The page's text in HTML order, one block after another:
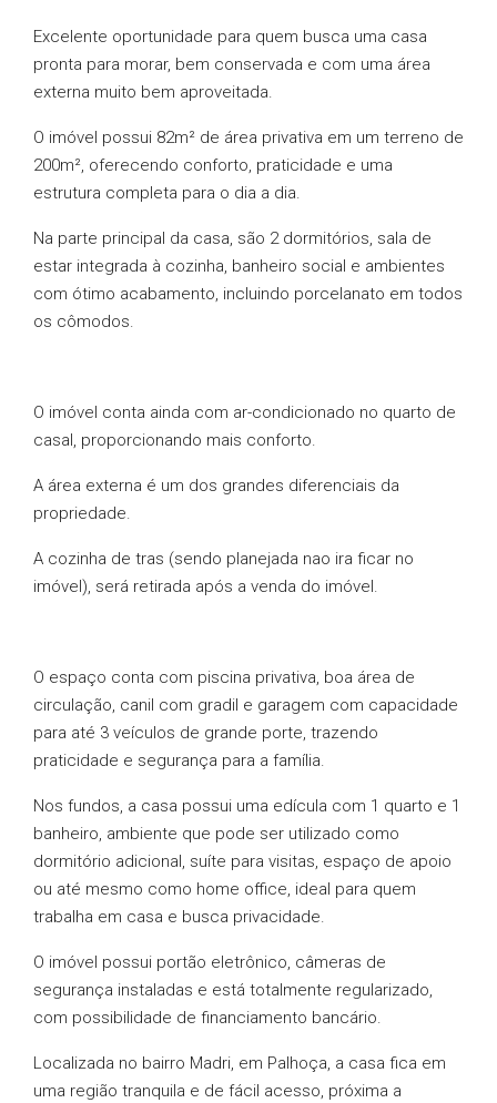
Excelente oportunidade para quem busca uma casa
pronta para morar, bem conservada e com uma área
externa muito bem aproveitada.
O imóvel possui 82m² de área privativa em um terreno de
200m², oferecendo conforto, praticidade e uma
estrutura completa para o dia a dia.
Na parte principal da casa, são 2 dormitórios, sala de
estar integrada à cozinha, banheiro social e ambientes
com ótimo acabamento, incluindo porcelanato em todos
os cômodos.
O imóvel conta ainda com ar-condicionado no quarto de
casal, proporcionando mais conforto.
A área externa é um dos grandes diferenciais da
propriedade.
A cozinha de tras (sendo planejada nao ira ficar no
imóvel), será retirada após a venda do imóvel.
O espaço conta com piscina privativa, boa área de
circulação, canil com gradil e garagem com capacidade
para até 3 veículos de grande porte, trazendo
praticidade e segurança para a família.
Nos fundos, a casa possui uma edícula com 1 quarto e 1
banheiro, ambiente que pode ser utilizado como
dormitório adicional, suíte para visitas, espaço de apoio
ou até mesmo como home office, ideal para quem
trabalha em casa e busca privacidade.
O imóvel possui portão eletrônico, câmeras de
segurança instaladas e está totalmente regularizado,
com possibilidade de financiamento bancário.
Localizada no bairro Madri, em Palhoça, a casa fica em
uma região tranquila e de fácil acesso, próxima a